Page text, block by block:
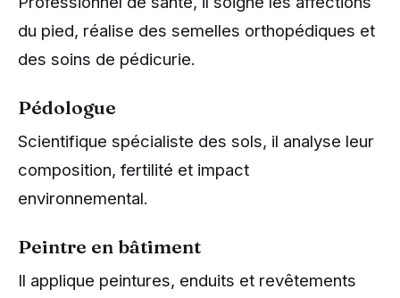
du pied, réalise des semelles orthopédiques et
des soins de pédicurie.
Pédologue
Scientifique spécialiste des sols, il analyse leur
composition, fertilité et impact
environnemental.
Peintre en bâtiment
Il applique peintures, enduits et revêtements